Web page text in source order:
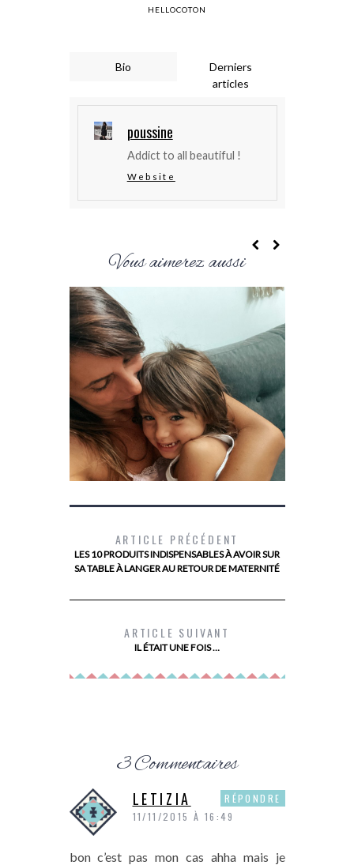
HELLOCOTON
Bio
Derniers
articles
poussine
Addict to all beautiful !
Website
Vous aimerez aussi
ARTICLE PRÉCÉDENT
LES 10 PRODUITS INDISPENSABLES À AVOIR SUR
SA TABLE À LANGER AU RETOUR DE MATERNITÉ
ARTICLE SUIVANT
IL ÉTAIT UNE FOIS …
3 Commentaires
LETIZIA
11/11/2015 À 16:49
bon c’est pas mon cas ahha mais je
RÉPONDRE